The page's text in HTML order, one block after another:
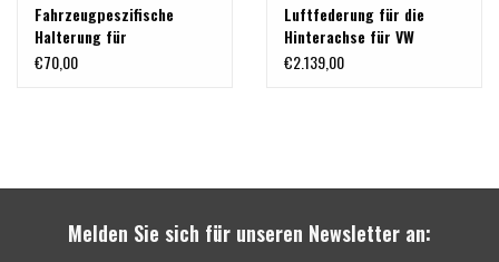
Fahrzeugpeszifische
Halterung für
Bedienungsmodul für VW
€70,00
Luftfederung für die
Hinterachse für VW
T5/T6/T6.1 von MAD
€2.139,00
Melden Sie sich für unseren Newsletter an: